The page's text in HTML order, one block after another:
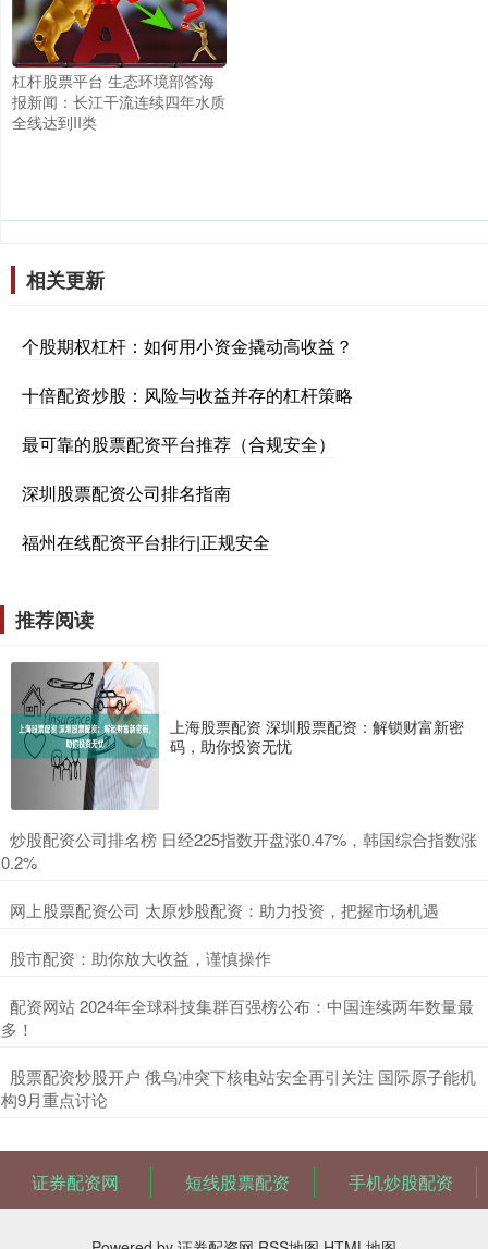
杠杆股票平台 生态环境部答海
报新闻：长江干流连续四年水质
全线达到II类
相关更新
个股期权杠杆：如何用小资金撬动高收益？
十倍配资炒股：风险与收益并存的杠杆策略
最可靠的股票配资平台推荐（合规安全）
深圳股票配资公司排名指南
福州在线配资平台排行|正规安全
推荐阅读
上海股票配资 深圳股票配资：解锁财富新密
码，助你投资无忧
​炒股配资公司排名榜 日经225指数开盘涨0.47%，韩国综合指数涨
0.2%
​网上股票配资公司 太原炒股配资：助力投资，把握市场机遇
​股市配资：助你放大收益，谨慎操作
​配资网站 2024年全球科技集群百强榜公布：中国连续两年数量最
多！
​股票配资炒股开户 俄乌冲突下核电站安全再引关注 国际原子能机
构9月重点讨论
证券配资网 短线股票配资 手机炒股配资